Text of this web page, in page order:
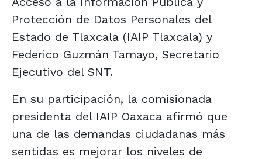
Protección de Datos Personales del
Estado de Tlaxcala (IAIP Tlaxcala) y
Federico Guzmán Tamayo, Secretario
Ejecutivo del SNT.
En su participación, la comisionada
presidenta del IAIP Oaxaca afirmó que
una de las demandas ciudadanas más
sentidas es mejorar los niveles de